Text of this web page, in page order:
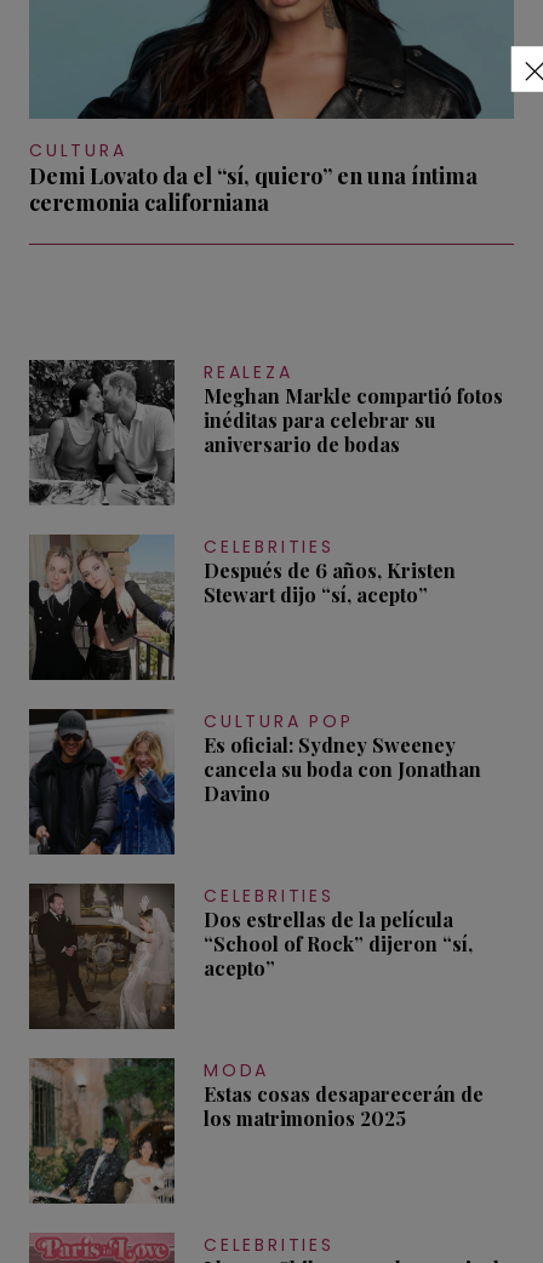
CULTURA
Demi Lovato da el “sí, quiero” en una íntima
ceremonia californiana
REALEZA
Meghan Markle compartió fotos
inéditas para celebrar su
aniversario de bodas
CELEBRITIES
Después de 6 años, Kristen
Stewart dijo “sí, acepto”
CULTURA POP
Es oficial: Sydney Sweeney
cancela su boda con Jonathan
Davino
CELEBRITIES
Dos estrellas de la película
“School of Rock” dijeron “sí,
acepto”
MODA
Estas cosas desaparecerán de
los matrimonios 2025
CELEBRITIES